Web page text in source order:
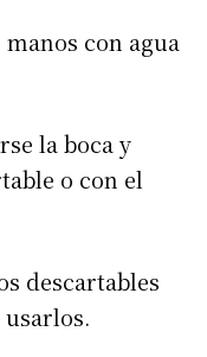
con agua
la boca y
o con el
descartables